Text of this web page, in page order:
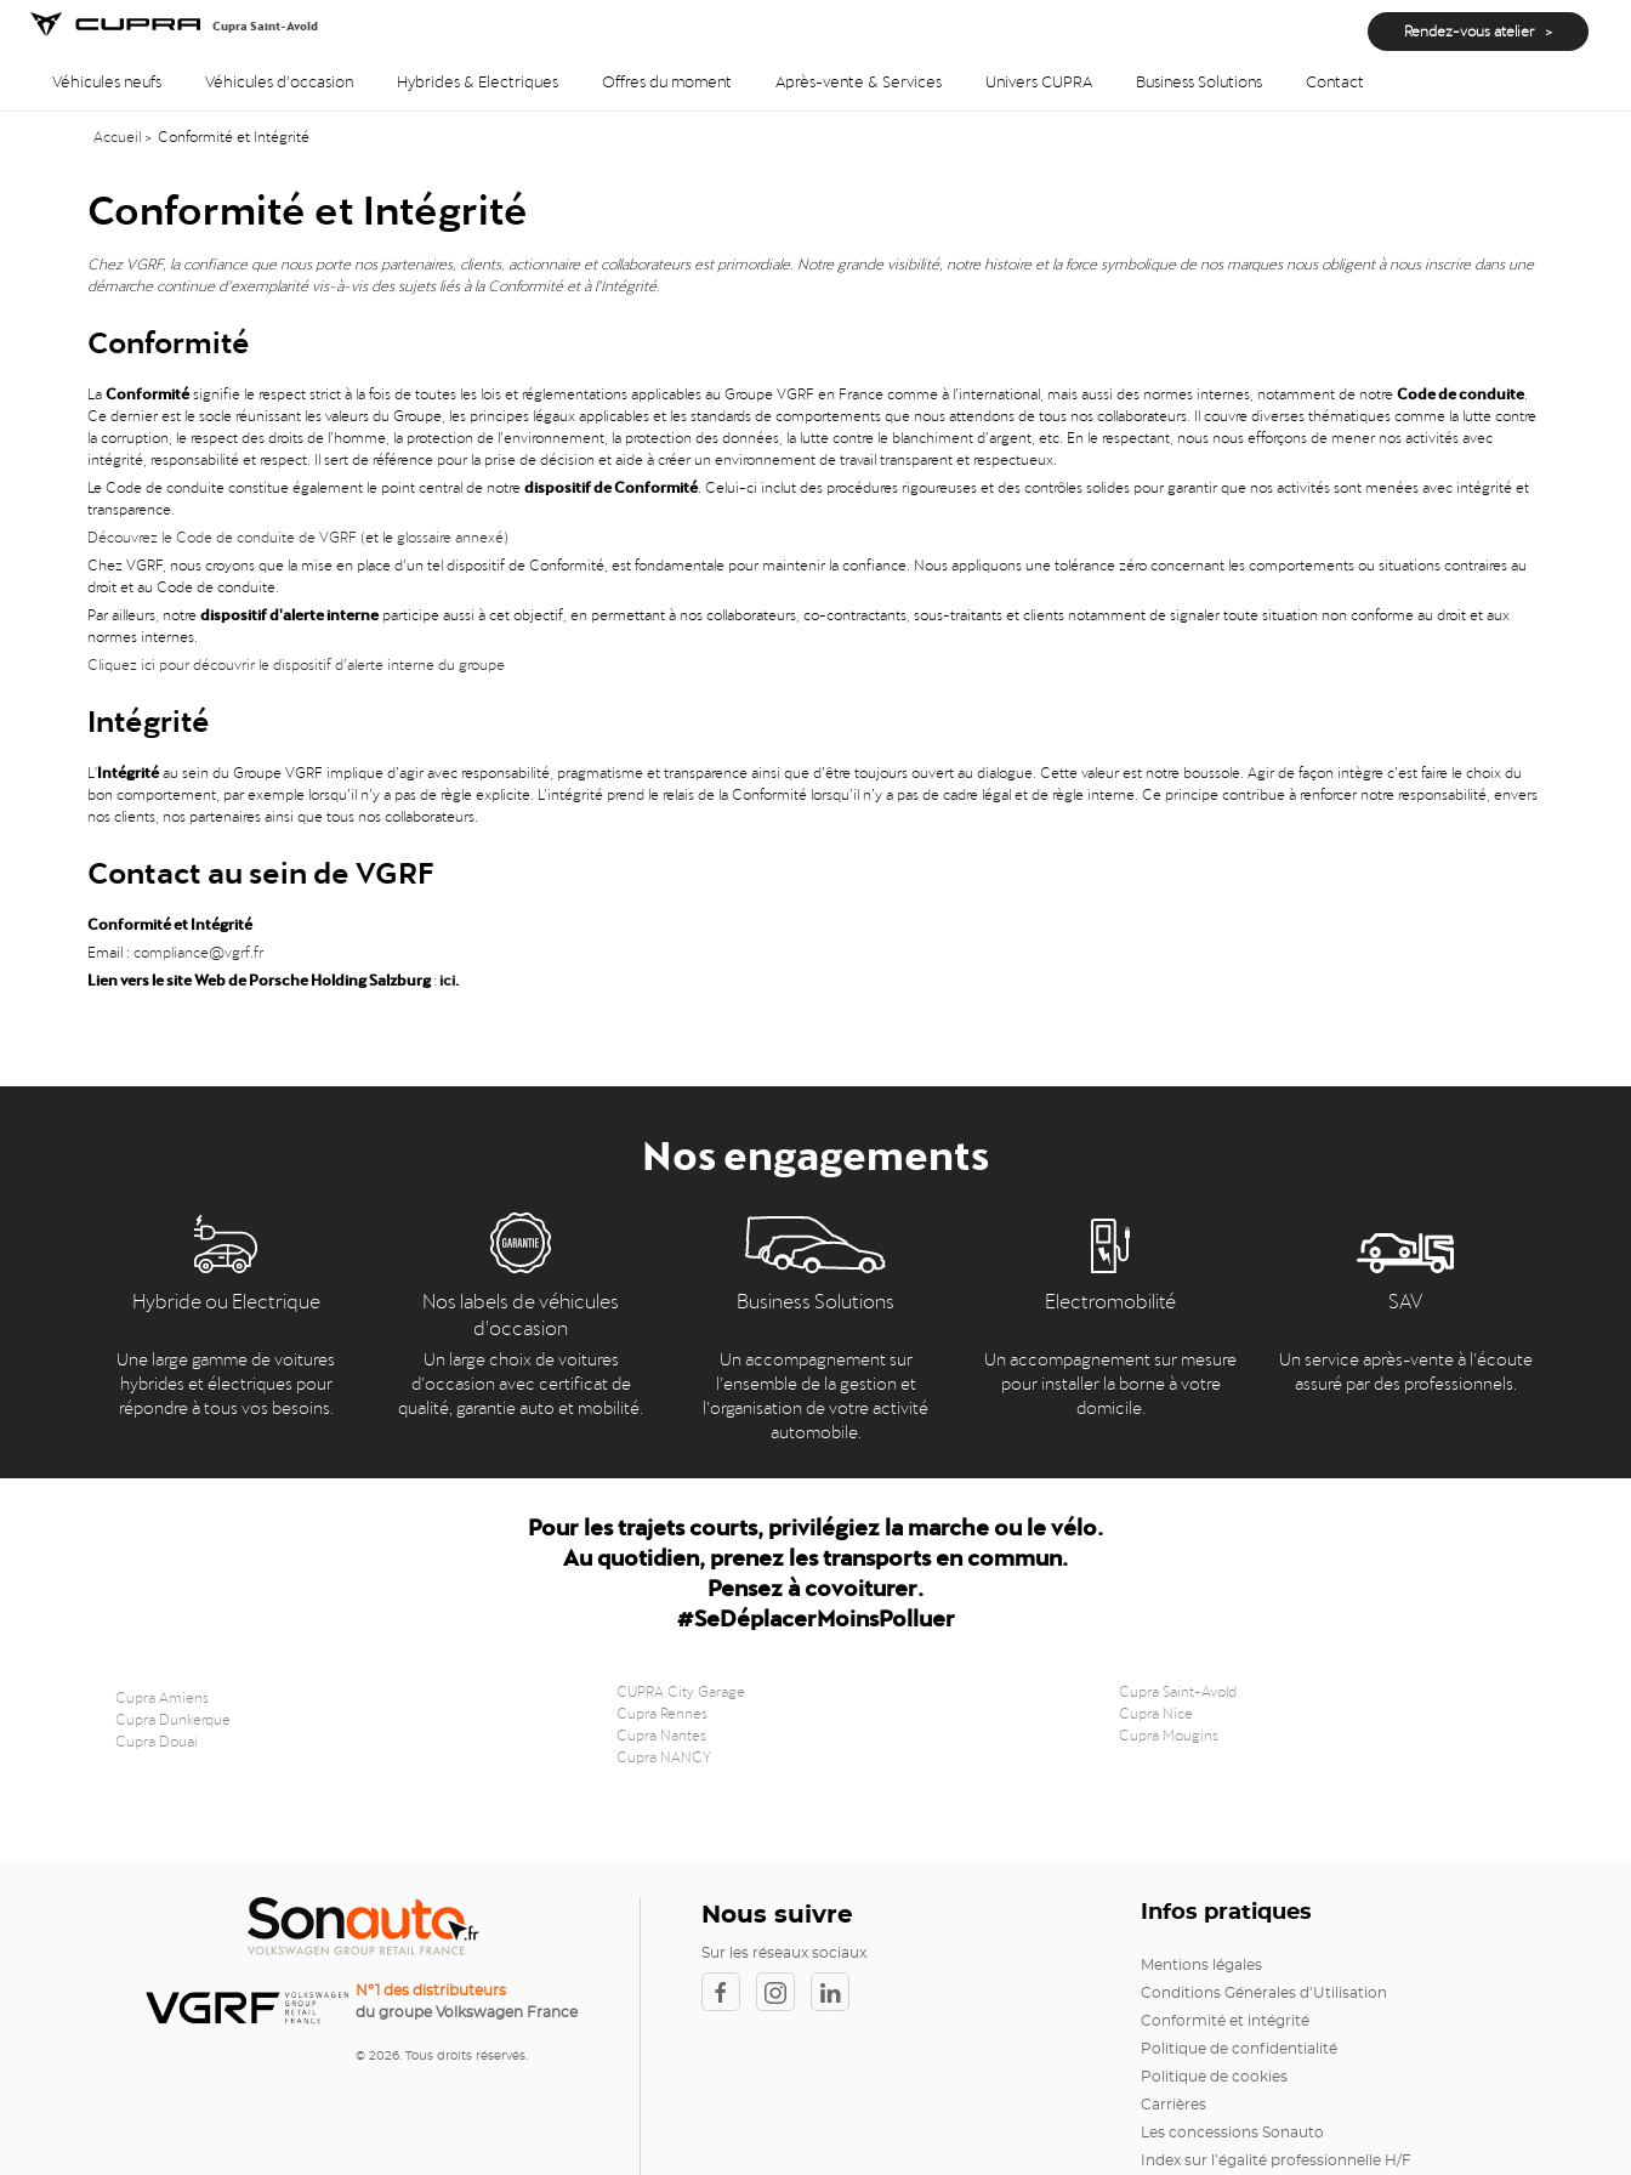
Cupra Saint-Avold Rendez-vous atelier
Véhicules neufs Véhicules d’occasion Hybrides & Electriques Offres du moment Après-vente & Services Univers CUPRA Business Solutions Contact
Accueil > Conformité et Intégrité
Conformité et Intégrité
Chez VGRF, la confiance que nous porte nos partenaires, clients, actionnaire et collaborateurs est primordiale. Notre grande visibilité, notre histoire et la force symbolique de nos marques nous obligent à nous inscrire dans une
démarche continue d’exemplarité vis-à-vis des sujets liés à la Conformité et à l’Intégrité.
Conformité
LaConformitésignifie le respect strict à la fois de toutes les lois et réglementations applicables au Groupe VGRF en France comme à l’international, mais aussi des normes internes, notamment de notreCode de conduite.
Ce dernier est le socle réunissant les valeurs du Groupe, les principes légaux applicables et les standards de comportements que nous attendons de tous nos collaborateurs. Il couvre diverses thématiques comme la lutte contre
la corruption, le respect des droits de l’homme, la protection de l’environnement, la protection des données, la lutte contre le blanchiment d’argent, etc. En le respectant, nous nous efforçons de mener nos activités avec
intégrité, responsabilité et respect. Il sert de référence pour la prise de décision et aide à créer un environnement de travail transparent et respectueux.
Le Code de conduite constitue également le point central de notredispositif de Conformité. Celui-ci inclut des procédures rigoureuses et des contrôles solides pour garantir que nos activités sont menées avec intégrité et
transparence.
Découvrez le Code de conduite de VGRF (et leglossaire annexé)
Chez VGRF, nous croyons que la mise en place d’un tel dispositif de Conformité, est fondamentale pour maintenir la confiance. Nous appliquons une tolérance zéro concernant les comportements ou situations contraires au
droit et au Code de conduite.
Par ailleurs, notredispositif d'alerte interneparticipe aussi à cet objectif, en permettant à nos collaborateurs, co-contractants, sous-traitants et clients notamment de signaler toute situation non conforme au droit et aux
normes internes.
Cliquez ici pour découvrir le dispositif d’alerte interne du groupe
Intégrité
L'Intégritéau sein du Groupe VGRF implique d’agir avec responsabilité, pragmatisme et transparence ainsi que d’être toujours ouvert au dialogue. Cette valeur est notre boussole. Agir de façon intègre c’est faire le choix du
bon comportement, par exemple lorsqu’il n’y a pas de règle explicite. L’intégrité prend le relais de la Conformité lorsqu’il n’y a pas de cadre légal et de règle interne. Ce principe contribue à renforcer notre responsabilité, envers
nos clients, nos partenaires ainsi que tous nos collaborateurs.
Contact au sein de VGRF
Conformitéet Intégrité
Email : compliance@vgrf.fr
Lien vers le site Web de Porsche Holding Salzburg:ici.
Nos engagements
Hybride ou Electrique
Une large gamme de voitures
hybrides et électriques pour
répondre à tous vos besoins.
Nos labels de véhicules
d'occasion
Un large choix de voitures
d’occasion avec certificat de
qualité, garantie auto et mobilité.
Business Solutions
Un accompagnement sur
l’ensemble de la gestion et
l’organisation de votre activité
automobile.
Electromobilité
Un accompagnement sur mesure
pour installer la borne à votre
domicile.
SAV
Un service après-vente à l’écoute
assuré par des professionnels.
Pour les trajets courts, privilégiez la marche ou le vélo.
Au quotidien, prenez les transports en commun.
Pensez à covoiturer.
#SeDéplacerMoinsPolluer
Cupra Amiens
Cupra Dunkerque
Cupra Douai
CUPRA City Garage
Cupra Rennes
Cupra Nantes
Cupra NANCY
Cupra Saint-Avold
Cupra Nice
Cupra Mougins
N°1 des distributeurs
du groupe Volkswagen France
© 2026. Tous droits réservés.
Nous suivre
Sur les réseaux sociaux
Infos pratiques
Mentions légales
Conditions Générales d’Utilisation
Conformité et intégrité
Politique de confidentialité
Politique de cookies
Carrières
Les concessions Sonauto
Index sur l’égalité professionnelle H/F